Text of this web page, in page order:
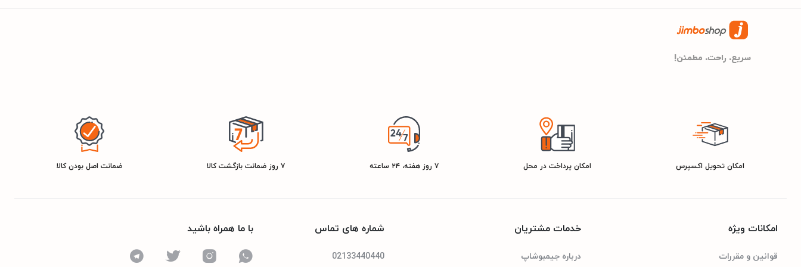
مقاومت در برابر آب
سریع، راحت، مطمئن!
امکان تحویل اکسپرس امکان پرداخت در محل ۷ روز هفته، ۲۴ ساعته ۷ روز ضمانت بازگشت کالا ضمانت اصل بودن کالا
امکانات ویژه
قوانین و مقررات
خدمات مشتریان
درباره جیمبوشاپ
شماره های تماس
02133440440
با ما همراه باشید